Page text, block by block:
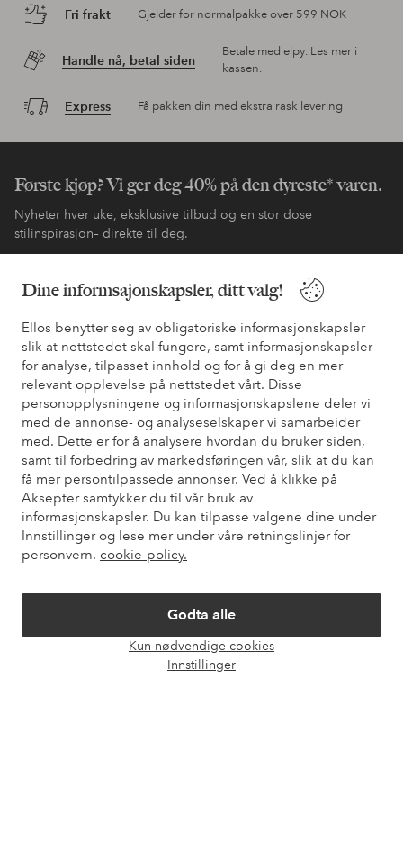
Dine informsajonskapsler, ditt valg!
Ellos benytter seg av obligatoriske informasjonskapsler
slik at nettstedet skal fungere, samt informasjonskapsler
for analyse, tilpasset innhold og for å gi deg en mer
relevant opplevelse på nettstedet vårt. Disse
personopplysningene og informasjonskapslene deler vi
med de annonse- og analyseselskaper vi samarbeider
med. Dette er for å analysere hvordan du bruker siden,
samt til forbedring av markedsføringen vår, slik at du kan
få mer persontilpassede annonser. Ved å klikke på
Aksepter samtykker du til vår bruk av
informasjonskapsler. Du kan tilpasse valgene dine under
Innstillinger og lese mer under våre retningslinjer for
personvern. cookie-policy.
Godta alle
Kun nødvendige cookies
Innstillinger
Fri frakt Gjelder for normalpakke over 599 NOK
Handle nå, betal siden
Betale med elpy. Les mer i
kassen.
Express Få pakken din med ekstra rask levering
Første kjøp? Vi ger deg 40% på den dyreste* varen.
Nyheter hver uke, eksklusive tilbud og en stor dose
stilinspirasjon– direkte til deg.
Bli kunde
* Se tilbudsvilkår ved registrering
Trenger du hjelp?
Du finner svar på de vanligste spørsmålene i vår FAQ. Du finner
også informasjon om hvordan du kan kontakte oss.
Kundeservice Bestilling
Mine sider